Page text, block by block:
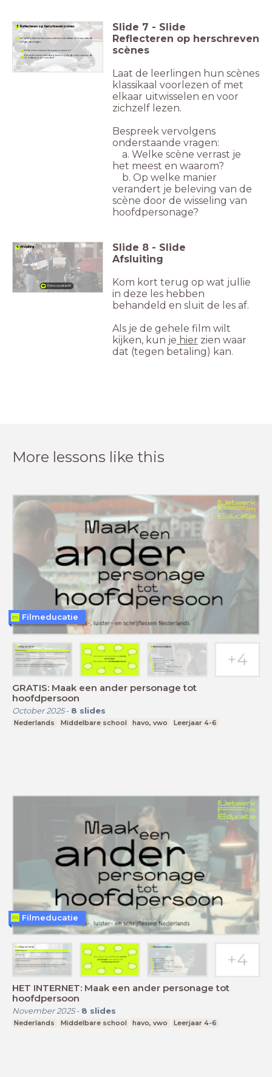
3 Reflecteren op herschreven scènes
Vergelijk jullie herschreven scènes met elkaar en bespreek de
volgende vragen:
Welke scène verrast je het meest en waarom?
Op welke manier verandert je beleving van de scène wanneer de
hoofdpersoon verandert?
Slide 7 - Slide
Reflecteren op herschreven
scènes
Laat de leerlingen hun scènes
klassikaal voorlezen of met
elkaar uitwisselen en voor
zichzelf lezen.
Bespreek vervolgens
onderstaande vragen:
a. Welke scène verrast je
het meest en waarom?
b. Op welke manier
verandert je beleving van de
scène door de wisseling van
hoofdpersonage?
4 Afsluiting
Extra opdracht
Slide 8 - Slide
Afsluiting
Kom kort terug op wat jullie
in deze les hebben
behandeld en sluit de les af.
Als je de gehele film wilt
kijken, kun je hier zien waar
dat (tegen betaling) kan.
More lessons like this
GRATIS: Maak een ander personage tot
hoofdpersoon
October 2025- 8 slides
Nederlands Middelbare school havo, vwo Leerjaar 4-6
Filmeducatie
HET INTERNET: Maak een ander personage tot
hoofdpersoon
November 2025- 8 slides
Nederlands Middelbare school havo, vwo Leerjaar 4-6
Filmeducatie